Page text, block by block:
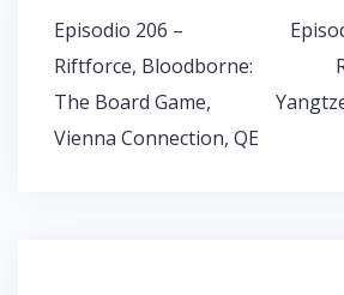
Navigazione
articoli
Episodio 206 –
Riftforce, Bloodborne:
The Board Game,
Vienna Connection, QE